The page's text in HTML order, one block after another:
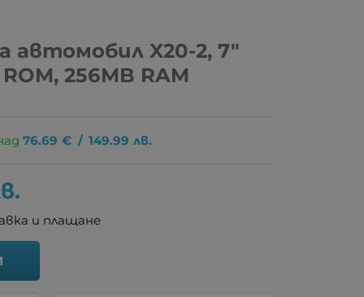
автомобил X20-2, 7″
256MB RAM
76.69 € / 149.99 лв.
и плащане